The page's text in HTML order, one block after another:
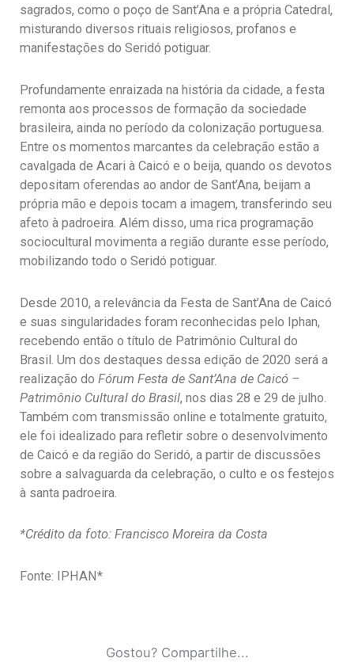
sagrados, como o poço de Sant’Ana e a própria Catedral,
misturando diversos rituais religiosos, profanos e
manifestações do Seridó potiguar.
Profundamente enraizada na história da cidade, a festa
remonta aos processos de formação da sociedade
brasileira, ainda no período da colonização portuguesa.
Entre os momentos marcantes da celebração estão a
cavalgada de Acari à Caicó e o beija, quando os devotos
depositam oferendas ao andor de Sant’Ana, beijam a
própria mão e depois tocam a imagem, transferindo seu
afeto à padroeira. Além disso, uma rica programação
sociocultural movimenta a região durante esse período,
mobilizando todo o Seridó potiguar.
Desde 2010, a relevância da Festa de Sant’Ana de Caicó
e suas singularidades foram reconhecidas pelo Iphan,
recebendo então o título de Patrimônio Cultural do
Brasil. Um dos destaques dessa edição de 2020 será a
realização do Fórum Festa de Sant’Ana de Caicó –
Patrimônio Cultural do Brasil, nos dias 28 e 29 de julho.
Também com transmissão online e totalmente gratuito,
ele foi idealizado para refletir sobre o desenvolvimento
de Caicó e da região do Seridó, a partir de discussões
sobre a salvaguarda da celebração, o culto e os festejos
à santa padroeira.
*Crédito da foto: Francisco Moreira da Costa
Fonte: IPHAN*
Gostou? Compartilhe...